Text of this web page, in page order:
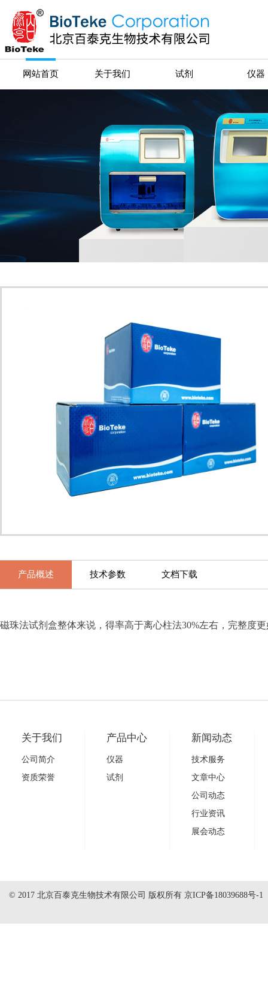
网站首页 关于我们 试剂 仪器
产品概述 技术参数 文档下载
磁珠法试剂盒整体来说，得率高于离心柱法30%左右，完整度
关于我们
公司简介
资质荣誉
产品中心
仪器
试剂
新闻动态
技术服务
文章中心
公司动态
行业资讯
展会动态
© 2017 北京百泰克生物技术有限公司 版权所有 京ICP备18039688号-1